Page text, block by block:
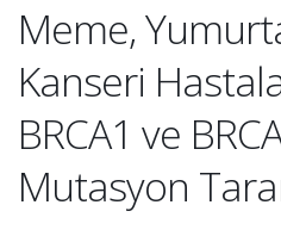
Meme,
Kanseri
BRCA1 ve
Mutasyon